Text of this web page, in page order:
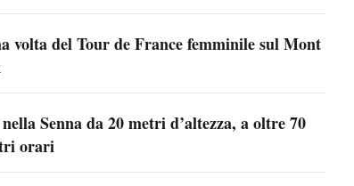
volta del Tour de France femminile sul Mont
Senna da 20 metri d’altezza, a oltre 70
orari